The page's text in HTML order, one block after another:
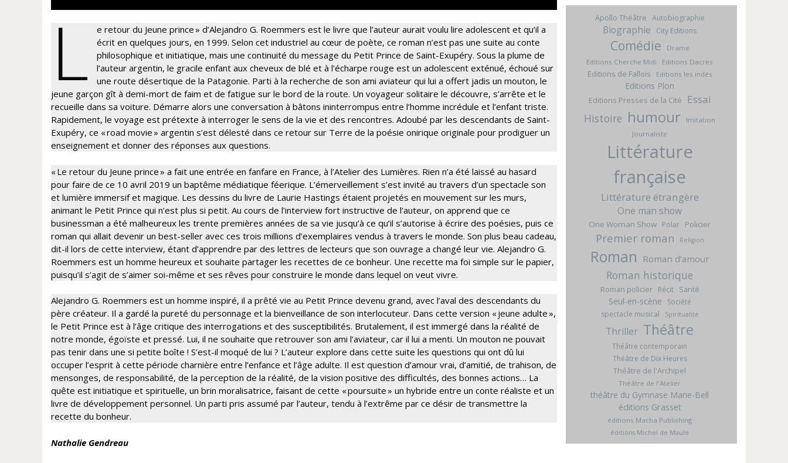
L
e retour du Jeune prince » d’Alejandro G. Roemmers est le livre que l’auteur aurait voulu lire adolescent et qu’il a
écrit en quelques jours, en 1999. Selon cet industriel au cœur de poète, ce roman n’est pas une suite au conte
philosophique et initiatique, mais une continuité du message du Petit Prince de Saint-Exupéry. Sous la plume de
l’auteur argentin, le gracile enfant aux cheveux de blé et à l’écharpe rouge est un adolescent exténué, échoué sur
une route désertique de la Patagonie. Parti à la recherche de son ami aviateur qui lui a offert jadis un mouton, le
jeune garçon gît à demi-mort de faim et de fatigue sur le bord de la route. Un voyageur solitaire le découvre, s’arrête et le
recueille dans sa voiture. Démarre alors une conversation à bâtons ininterrompus entre l’homme incrédule et l’enfant triste.
Rapidement, le voyage est prétexte à interroger le sens de la vie et des rencontres. Adoubé par les descendants de Saint-
Exupéry, ce « road movie » argentin s’est délesté dans ce retour sur Terre de la poésie onirique originale pour prodiguer un
enseignement et donner des réponses aux questions.
« Le retour du Jeune prince » a fait une entrée en fanfare en France, à l’Atelier des Lumières. Rien n’a été laissé au hasard
pour faire de ce 10 avril 2019 un baptême médiatique féerique. L’émerveillement s’est invité au travers d’un spectacle son
et lumière immersif et magique. Les dessins du livre de Laurie Hastings étaient projetés en mouvement sur les murs,
animant le Petit Prince qui n’est plus si petit. Au cours de l’interview fort instructive de l’auteur, on apprend que ce
businessman a été malheureux les trente premières années de sa vie jusqu’à ce qu’il s’autorise à écrire des poésies, puis ce
roman qui allait devenir un best-seller avec ces trois millions d’exemplaires vendus à travers le monde. Son plus beau cadeau,
dit-il lors de cette interview, étant d’apprendre par des lettres de lecteurs que son ouvrage a changé leur vie. Alejandro G.
Roemmers est un homme heureux et souhaite partager les recettes de ce bonheur. Une recette ma foi simple sur le papier,
puisqu’il s’agit de s’aimer soi-même et ses rêves pour construire le monde dans lequel on veut vivre.
Alejandro G. Roemmers est un homme inspiré, il a prêté vie au Petit Prince devenu grand, avec l’aval des descendants du
père créateur. Il a gardé la pureté du personnage et la bienveillance de son interlocuteur. Dans cette version « jeune adulte »,
le Petit Prince est à l’âge critique des interrogations et des susceptibilités. Brutalement, il est immergé dans la réalité de
notre monde, égoïste et pressé. Lui, il ne souhaite que retrouver son ami l’aviateur, car il lui a menti. Un mouton ne pouvait
pas tenir dans une si petite boîte ! S’est-il moqué de lui ? L’auteur explore dans cette suite les questions qui ont dû lui
occuper l’esprit à cette période charnière entre l’enfance et l’âge adulte. Il est question d’amour vrai, d’amitié, de trahison, de
mensonges, de responsabilité, de la perception de la réalité, de la vision positive des difficultés, des bonnes actions… La
quête est initiatique et spirituelle, un brin moralisatrice, faisant de cette « poursuite » un hybride entre un conte réaliste et un
livre de développement personnel. Un parti pris assumé par l’auteur, tendu à l’extrême par ce désir de transmettre la
recette du bonheur.
Nathalie Gendreau
Apollo Théâtre Autobiographie
Biographie City Editions
Comédie
Drame
Editions Cherche Midi
Editions Dacres
Editions de Fallois Editions les indés
Editions Plon
Editions Presses de la Cité Essai
Histoire humour
Imitation
Journaliste
Littérature
française
Littérature étrangère
One man show
One Woman Show Polar Policier
Premier roman Religion
Roman Roman d'amour
Roman historique
Roman policier Récit Santé
Seul-en-scène
Société
spectacle musical
Spiritualité
Thriller Théâtre
Théâtre contemporain
Théâtre de Dix Heures
Théâtre de l'Archipel
Théâtre de l'Atelier
théâtre du Gymnase Marie-Bell
éditions Grasset
éditions Macha Publishing
éditions Michel de Maule